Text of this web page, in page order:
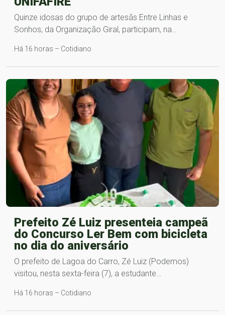
Quinze idosas do grupo de artesãs Entre Linhas e
Sonhos, da Organização Giral, participam, na…
Há 16 horas – Cotidiano
Prefeito Zé Luiz presenteia campeã
do Concurso Ler Bem com bicicleta
no dia do aniversário
O prefeito de Lagoa do Carro, Zé Luiz (Podemos)
visitou, nesta sexta-feira (7), a estudante…
Há 16 horas – Cotidiano